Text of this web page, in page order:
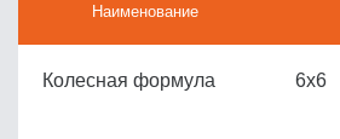
Наименование
Колесная формула 6x6